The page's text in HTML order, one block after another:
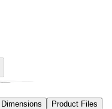
Dimensions Product Files